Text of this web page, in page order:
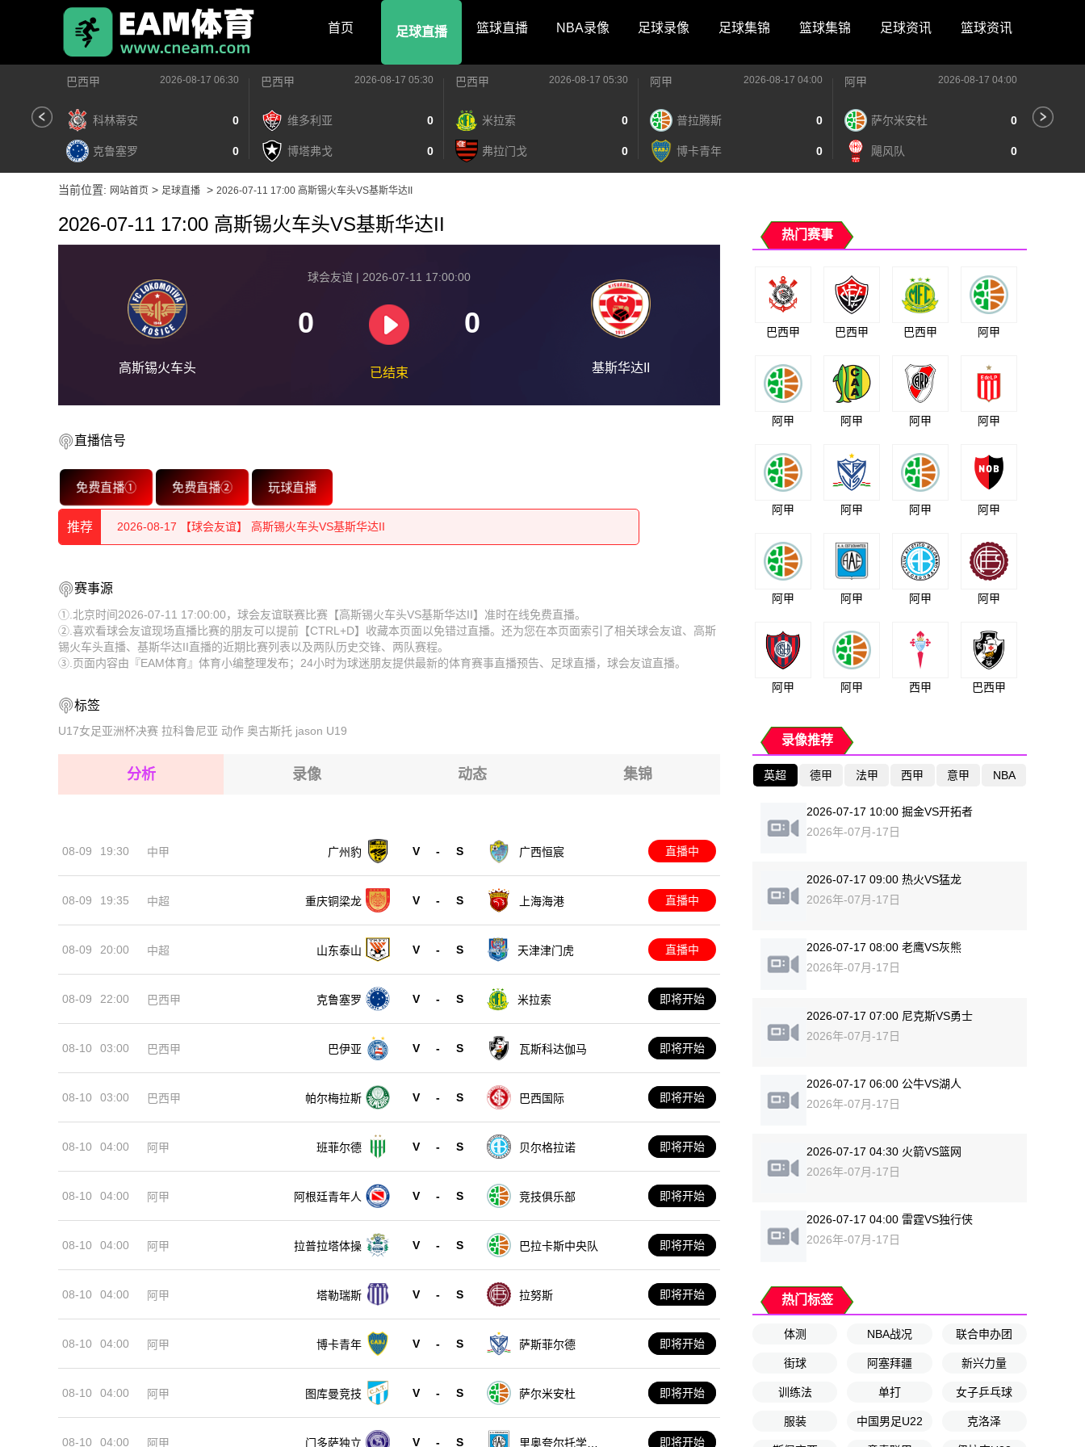
首页 足球直播 篮球直播 NBA录像 足球录像 足球集锦 篮球集锦 足球资讯 篮球资讯
巴西甲 2026-08-17 06:30
科林蒂安 0
克鲁塞罗 0
巴西甲 2026-08-17 05:30
维多利亚 0
博塔弗戈 0
巴西甲 2026-08-17 05:30
米拉索 0
弗拉门戈 0
阿甲 2026-08-17 04:00
普拉腾斯 0
博卡青年 0
阿甲 2026-08-17 04:00
萨尔米安杜 0
飓风队 0
当前位置: 网站首页 > 足球直播 > 2026-07-11 17:00 高斯锡火车头VS基斯华达II
2026-07-11 17:00 高斯锡火车头VS基斯华达II
高斯锡火车头
球会友谊 | 2026-07-11 17:00:00
0 0
已结束 基斯华达II
直播信号
免费直播① 免费直播② 玩球直播
推荐
2026-08-17 【球会友谊】 高斯锡火车头VS基斯华达II
2026-08-17 【球会友谊】 高斯锡火车头VS基斯华达II
2026-08-17 【球会友谊】 高斯锡火车头VS基斯华达II
2026-08-17 【球会友谊】 高斯锡火车头VS基斯华达II
2026-08-17 【球会友谊】 高斯锡火车头VS基斯华达II
2026-08-17 【球会友谊】 高斯锡火车头VS基斯华达II
2026-08-17 【球会友谊】 高斯锡火车头VS基斯华达II
2026-08-17 【球会友谊】 高斯锡火车头VS基斯华达II
2026-08-17 【球会友谊】 高斯锡火车头VS基斯华达II
2026-08-17 【球会友谊】 高斯锡火车头VS基斯华达II
2026-08-17 【球会友谊】 高斯锡火车头VS基斯华达II
2026-08-17 【球会友谊】 高斯锡火车头VS基斯华达II
赛事源
①.北京时间2026-07-11 17:00:00，球会友谊联赛比赛【高斯锡火车头VS基斯华达II】准时在线免费直播。
②.喜欢看球会友谊现场直播比赛的朋友可以提前【CTRL+D】收藏本页面以免错过直播。还为您在本页面索引了相关球会友谊、高斯
锡火车头直播、基斯华达II直播的近期比赛列表以及两队历史交锋、两队赛程。
③.页面内容由『EAM体育』体育小编整理发布；24小时为球迷朋友提供最新的体育赛事直播预告、足球直播，球会友谊直播。
标签
U17女足亚洲杯决赛 拉科鲁尼亚 动作 奥古斯托 jason U19
分析 录像 动态 集锦
08-09 19:30 中甲 广州豹 V - S 广西恒宸 直播中
08-09 19:35 中超 重庆铜梁龙 V - S 上海海港 直播中
08-09 20:00 中超 山东泰山 V - S 天津津门虎 直播中
08-09 22:00 巴西甲 克鲁塞罗 V - S 米拉索 即将开始
08-10 03:00 巴西甲 巴伊亚 V - S 瓦斯科达伽马 即将开始
08-10 03:00 巴西甲 帕尔梅拉斯 V - S 巴西国际 即将开始
08-10 04:00 阿甲 班菲尔德 V - S 贝尔格拉诺 即将开始
08-10 04:00 阿甲 阿根廷青年人 V - S 竞技俱乐部 即将开始
08-10 04:00 阿甲 拉普拉塔体操 V - S 巴拉卡斯中央队 即将开始
08-10 04:00 阿甲 塔勒瑞斯 V - S 拉努斯 即将开始
08-10 04:00 阿甲 博卡青年 V - S 萨斯菲尔德 即将开始
08-10 04:00 阿甲 图库曼竞技 V - S 萨尔米安杜 即将开始
08-10 04:00 阿甲 门多萨独立 V - S 里奥夸尔托学生 即将开始
热门赛事
巴西甲 巴西甲 巴西甲 阿甲
阿甲 阿甲 阿甲 阿甲
阿甲 阿甲 阿甲 阿甲
阿甲 阿甲 阿甲 阿甲
阿甲 阿甲 西甲 巴西甲
录像推荐
英超 德甲 法甲 西甲 意甲 NBA
2026-07-17 10:00 掘金VS开拓者
2026年-07月-17日
2026-07-17 09:00 热火VS猛龙
2026年-07月-17日
2026-07-17 08:00 老鹰VS灰熊
2026年-07月-17日
2026-07-17 07:00 尼克斯VS勇士
2026年-07月-17日
2026-07-17 06:00 公牛VS湖人
2026年-07月-17日
2026-07-17 04:30 火箭VS篮网
2026年-07月-17日
2026-07-17 04:00 雷霆VS独行侠
2026年-07月-17日
热门标签
体测 NBA战况 联合申办团
街球 阿塞拜疆 新兴力量
训练法 单打 女子乒乓球
服装 中国男足U22 克洛泽